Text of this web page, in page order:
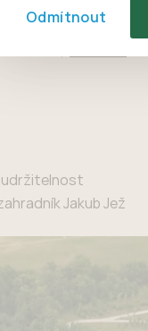
Odmítnout
zeleni
udržitelnost
Jakub Jež